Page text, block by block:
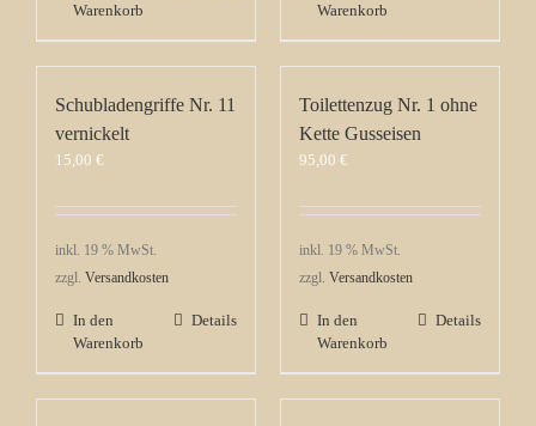
Warenkorb
Warenkorb
Schubladengriffe Nr. 11
vernickelt
15,00 €
inkl. 19 % MwSt.
zzgl. Versandkosten
In den
Warenkorb
Details
Toilettenzug Nr. 1 ohne
Kette Gusseisen
95,00 €
inkl. 19 % MwSt.
zzgl. Versandkosten
In den
Warenkorb
Details